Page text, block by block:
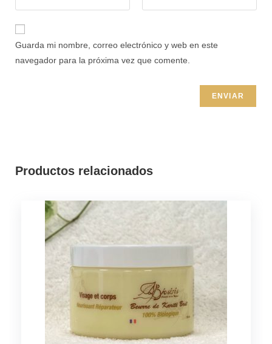
Guarda mi nombre, correo electrónico y web en este
navegador para la próxima vez que comente.
Productos relacionados